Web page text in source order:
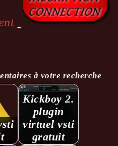
à votre recherche
Kickboy 2.
plugin
virtuel vsti
gratuit